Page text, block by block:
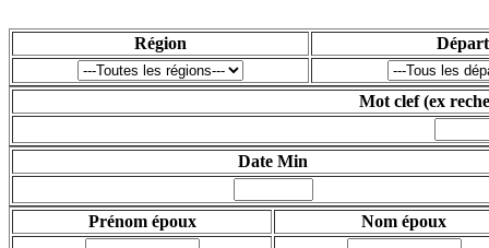
Région
Mot clef(ex
Date Min
Prénom époux Nom époux